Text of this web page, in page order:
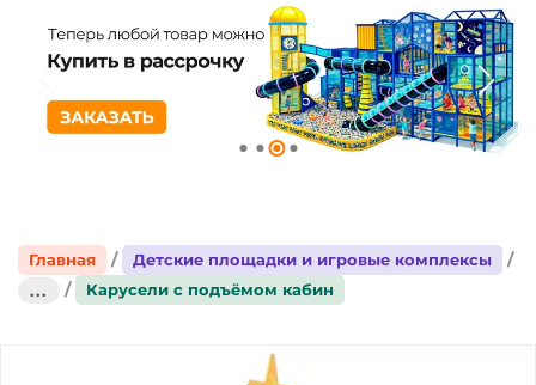
Главная
Детские площадки и игровые комплексы
...
Карусели с подъёмом кабин